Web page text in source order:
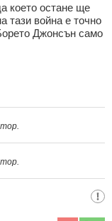
което остане ще
тази война е точно
Джонсън само